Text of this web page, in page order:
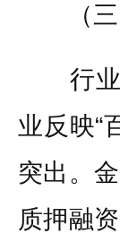
（三
行业
业反映“
突出。
质押融